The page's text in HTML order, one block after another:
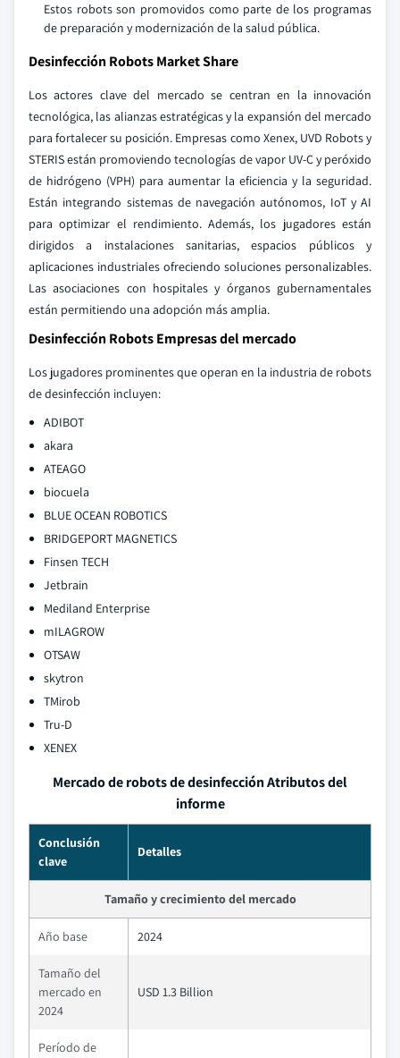
Estos robots son promovidos como parte de los programas
de preparación y modernización de la salud pública.
Desinfección Robots Market Share
Los actores clave del mercado se centran en la innovación
tecnológica, las alianzas estratégicas y la expansión del mercado
para fortalecer su posición. Empresas como Xenex, UVD Robots y
STERIS están promoviendo tecnologías de vapor UV-C y peróxido
de hidrógeno (VPH) para aumentar la eficiencia y la seguridad.
Están integrando sistemas de navegación autónomos, IoT y AI
para optimizar el rendimiento. Además, los jugadores están
dirigidos a instalaciones sanitarias, espacios públicos y
aplicaciones industriales ofreciendo soluciones personalizables.
Las asociaciones con hospitales y órganos gubernamentales
están permitiendo una adopción más amplia.
Desinfección Robots Empresas del mercado
Los jugadores prominentes que operan en la industria de robots
de desinfección incluyen:
ADIBOT
akara
ATEAGO
biocuela
BLUE OCEAN ROBOTICS
BRIDGEPORT MAGNETICS
Finsen TECH
Jetbrain
Mediland Enterprise
mILAGROW
OTSAW
skytron
TMirob
Tru-D
XENEX
Mercado de robots de desinfección Atributos del
informe
Conclusión
clave
Detalles
Tamaño y crecimiento del mercado
Año base 2024
Tamaño del
mercado en
2024
USD 1.3 Billion
Período de